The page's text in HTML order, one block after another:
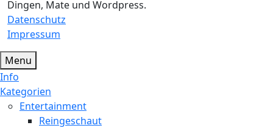
Dingen, Mate und Wordpress.
Datenschutz
Impressum
Menu
Info
Kategorien
Entertainment
Reingeschaut